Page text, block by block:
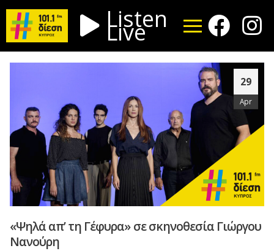
Listen
Live
29
Apr
«Ψηλά απ’ τη Γέφυρα» σε σκηνοθεσία Γιώργου
Νανούρη